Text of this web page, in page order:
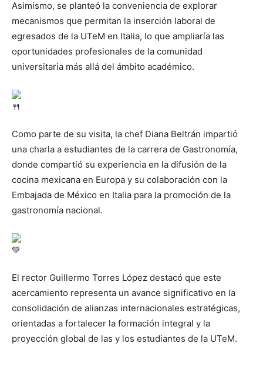
Asimismo, se planteó la conveniencia de explorar
mecanismos que permitan la inserción laboral de
egresados de la UTeM en Italia, lo que ampliaría las
oportunidades profesionales de la comunidad
universitaria más allá del ámbito académico.
Como parte de su visita, la chef Diana Beltrán impartió
una charla a estudiantes de la carrera de Gastronomía,
donde compartió su experiencia en la difusión de la
cocina mexicana en Europa y su colaboración con la
Embajada de México en Italia para la promoción de la
gastronomía nacional.
El rector Guillermo Torres López destacó que este
acercamiento representa un avance significativo en la
consolidación de alianzas internacionales estratégicas,
orientadas a fortalecer la formación integral y la
proyección global de las y los estudiantes de la UTeM.